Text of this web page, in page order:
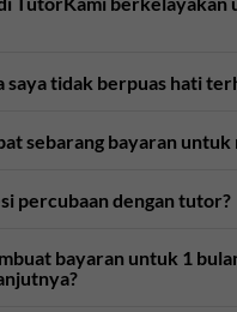
saya tidak berpuas hati
sebarang bayaran
percubaan dengan tutor?
bayaran untuk 1